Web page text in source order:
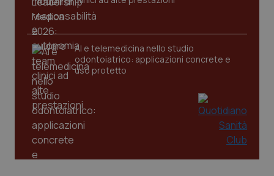
AI e telemedicina nello studio
odontoiatrico: applicazioni concrete e
uso protetto
CookieScriptConsent
CookieScript
5